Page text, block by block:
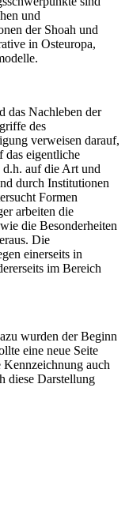
und
der Shoah und
in Osteuropa,
das Nachleben der
des
verweisen darauf,
das eigentliche
d.h. auf die Art und
durch Institutionen
Formen
arbeiten die
die Besonderheiten
Die
einerseits in
im Bereich
wurden der Beginn
eine neue Seite
Kennzeichnung auch
diese Darstellung